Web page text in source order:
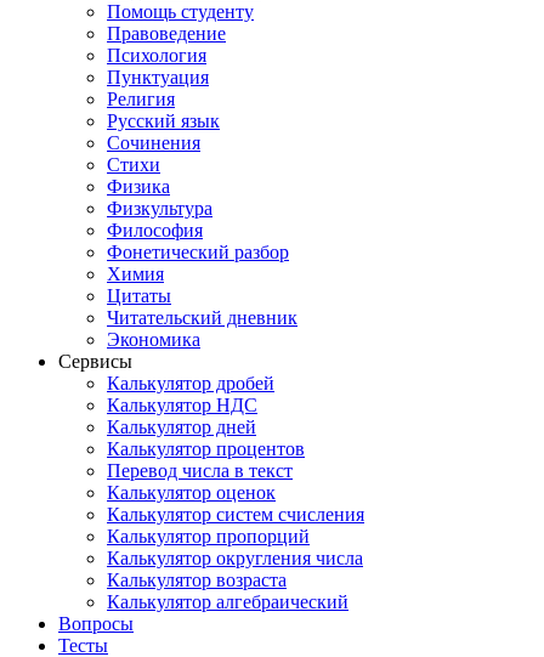
Помощь студенту
Правоведение
Психология
Пунктуация
Религия
Русский язык
Сочинения
Стихи
Физика
Физкультура
Философия
Фонетический разбор
Химия
Цитаты
Читательский дневник
Экономика
Сервисы
Калькулятор дробей
Калькулятор НДС
Калькулятор дней
Калькулятор процентов
Перевод числа в текст
Калькулятор оценок
Калькулятор систем счисления
Калькулятор пропорций
Калькулятор округления числа
Калькулятор возраста
Калькулятор алгебраический
Вопросы
Тесты